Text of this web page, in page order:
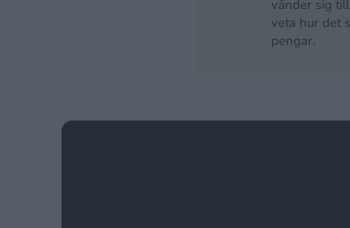
vänder sig
veta hur det
pengar.